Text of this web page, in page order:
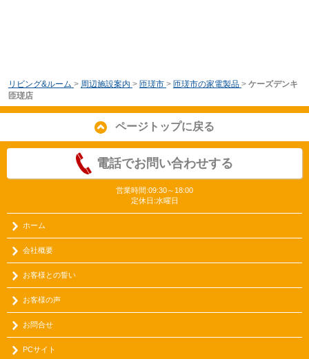
リビング&ルーム > 周辺施設案内 > 匝瑳市 > 匝瑳市の家電製品 > ケーズデンキ
匝瑳店
ページトップに戻る
電話でお問い合わせする
営業時間:09:30～18:00
定休日:水曜日
ホーム
会社概要
お客様との誓い
お客様の声
お問合せ
PCサイト